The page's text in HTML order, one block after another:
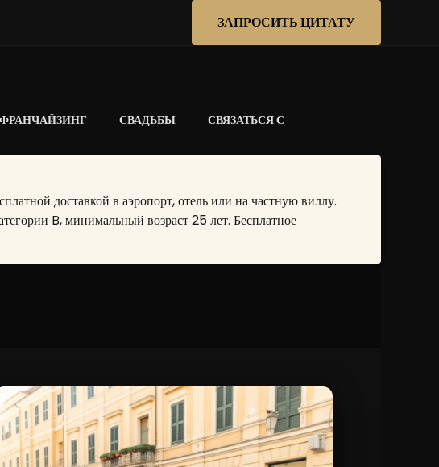
ЗАПРОСИТЬ ЦИТАТУ
ФРАНЧАЙЗИНГ СВАДЬБЫ СВЯЗАТЬСЯ С
доставкой в аэропорт, отель или на частную виллу.
B, минимальный возраст 25 лет. Бесплатное